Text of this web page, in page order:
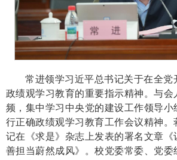
常进领学习近平总书记关于在全党
政绩观学习教育的重要指示精神。与会
频，集中学习中央党的建设工作领导小
行正确政绩观学习教育工作会议精神。
记在《求是》杂志上发表的署名文章《
善担当蔚然成风》。校党委常委、党委